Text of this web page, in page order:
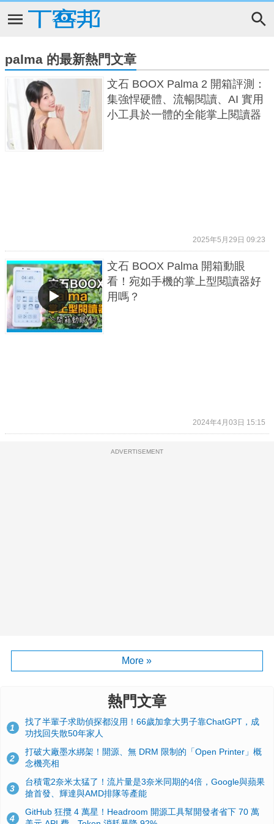
palma 的最新熱門文章
文石 BOOX Palma 2 開箱評測：
集強悍硬體、流暢閱讀、AI 實用
小工具於一體的全能掌上閱讀器
2025年5月29日 09:23
文石 BOOX Palma 開箱動眼
看！宛如手機的掌上型閱讀器好
用嗎？
2024年4月03日 15:15
ADVERTISEMENT
More »
熱門文章
1
找了半輩子求助偵探都沒用！66歲加拿大男子靠ChatGPT，成
功找回失散50年家人
2
打破大廠墨水綁架！開源、無 DRM 限制的「Open Printer」概
念機亮相
3
台積電2奈米太猛了！流片量是3奈米同期的4倍，Google與蘋果
搶首發、輝達與AMD排隊等產能
4
GitHub 狂攬 4 萬星！Headroom 開源工具幫開發者省下 70 萬